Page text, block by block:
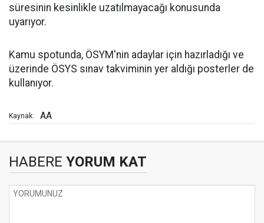
süresinin kesinlikle uzatılmayacağı konusunda
uyarıyor.
Kamu spotunda, ÖSYM'nin adaylar için hazırladığı ve
üzerinde ÖSYS sınav takviminin yer aldığı posterler de
kullanıyor.
Kaynak: AA
HABERE YORUM KAT